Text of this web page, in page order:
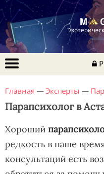
Главная — Эксперты —
Парапсихолог в
Хороший
редкость в наше
консультаций есть